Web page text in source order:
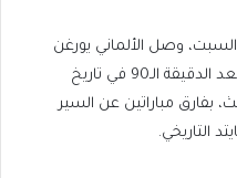
وصل الألماني يورغن
كلوب مدرب ليفربول إلى فوزه رقم 18 بعد الدقيقة الـ90 في تاريخ
بفارق مباراتين عن السير
التاريخي.